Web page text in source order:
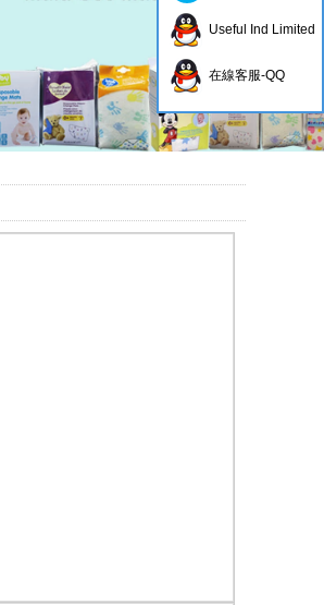
Useful Ind Limited
在線客服-QQ